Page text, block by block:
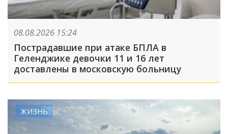
08.08.2026 15:24
Пострадавшие при атаке БПЛА в
Геленджике девочки 11 и 16 лет
доставлены в московскую больницу
ЖИЗНЬ